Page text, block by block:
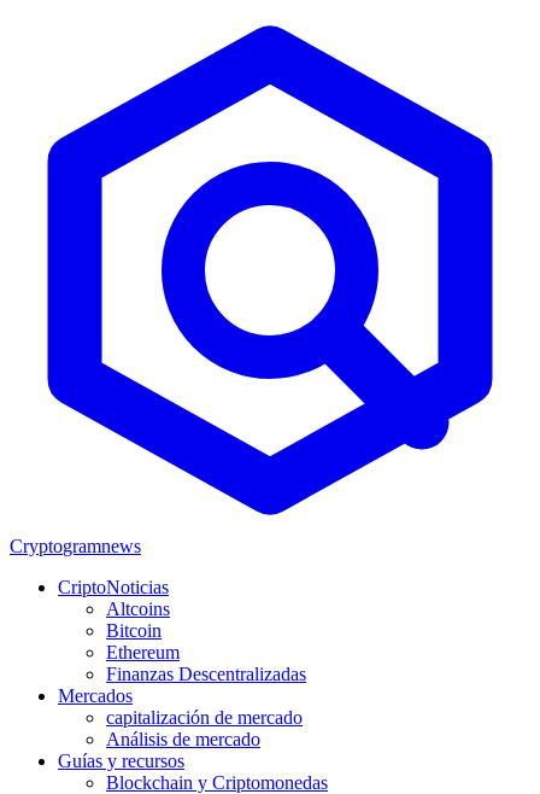
Cryptogramnews
CriptoNoticias
Altcoins
Bitcoin
Ethereum
Finanzas Descentralizadas
Mercados
capitalización de mercado
Análisis de mercado
Guías y recursos
Blockchain y Criptomonedas